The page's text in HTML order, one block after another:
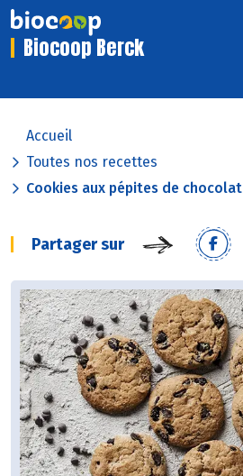
Biocoop Berck
Accueil
Toutes nos recettes
Cookies aux pépites de chocolat
Partager sur